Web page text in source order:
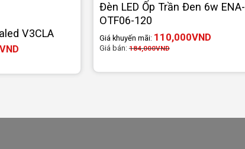
V3CLA
Khoảng
382,234VND
Đèn LED Ốp Trần Đen 6w ENA-
OTF06-120
Giá khuyến mãi: 110,000VND
Giá bán:184,000VND